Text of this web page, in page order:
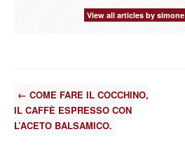
View all articles by simone
←COME FARE IL COCCHINO,
IL CAFFÈ ESPRESSO CON
L’ACETO BALSAMICO.